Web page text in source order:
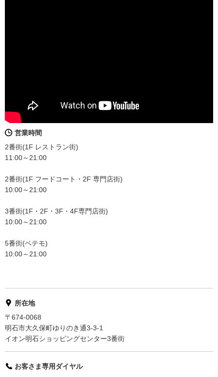
営業時間
2番街(1F レストラン街)
11:00～21:00
2番街(1F フードコート・2F 専門店街)
10:00～21:00
3番街(1F・2F・3F・4F専門店街)
10:00～21:00
5番街(ペテモ)
10:00～21:00
所在地
〒674-0068
明石市大久保町ゆりのき通3-3-1
イオン明石ショッピングセンター3番街
お客さま専用ダイヤル